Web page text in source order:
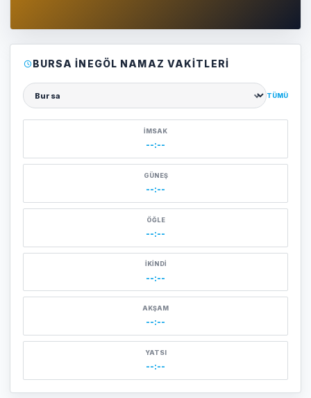
BURSA İNEGÖL NAMAZ VAKITLERI
Şehir seçin
TÜMÜ
İMSAK
--:--
GÜNEŞ
--:--
ÖĞLE
--:--
İKINDI
--:--
AKŞAM
--:--
YATSI
--:--